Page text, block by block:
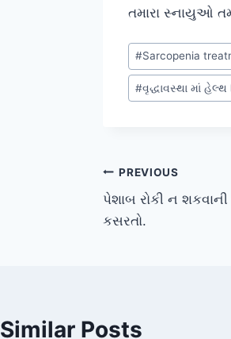
તમારા સ્નાયુઓ
Post
Tags:
#Sarcopenia
#વૃદ્ધાવસ્થા માં હેલ્થ
Post
navigation
PREVIOUS
પેશાબ રોકી ન
કસરતો.
Similar Posts